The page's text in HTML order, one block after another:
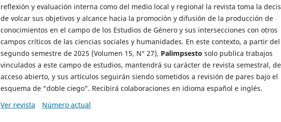
reflexión y evaluación interna como del medio local y regional la revista toma la
de volcar sus objetivos y alcance hacia la promoción y difusión de la producción de
conocimientos en el campo de los Estudios de Género y sus intersecciones con otros
campos críticos de las ciencias sociales y humanidades. En este contexto, a partir del
segundo semestre de 2025 (Volumen 15, N° 27), Palimpsesto solo publica trabajos
vinculados a este campo de estudios, mantendrá su carácter de revista semestral, de
acceso abierto, y sus artículos seguirán siendo sometidos a revisión de pares bajo el
esquema de “doble ciego”. Recibirá colaboraciones en idioma español e inglés.
Ver revista
Número actual